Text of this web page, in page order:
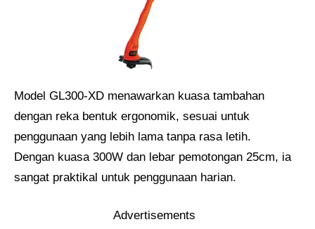
Model GL300-XD menawarkan kuasa tambahan
dengan reka bentuk ergonomik, sesuai untuk
penggunaan yang lebih lama tanpa rasa letih.
Dengan kuasa 300W dan lebar pemotongan 25cm, ia
sangat praktikal untuk penggunaan harian.
Advertisements